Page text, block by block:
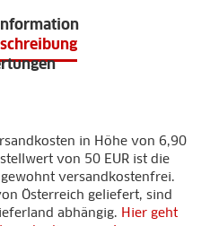
in Höhe von 6,90
von 50 EUR ist die
versandkostenfrei.
Österreich geliefert, sind
abhängig. Hier geht